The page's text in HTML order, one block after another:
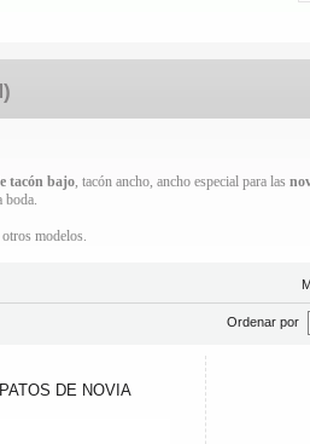
tacón bajo, tacón ancho, ancho especial para las
boda.
modelos.
Ordenar por
DE NOVIA